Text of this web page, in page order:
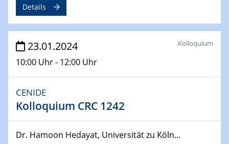
14.03.2024
Microscope Techniques in Materials
Research
From Micro to Nano Analysis
04.04.2024
CENIDE & WIN Seminar Series on 2D-
Speaker: Jonathan Coleman (Trinity College Dublin)
10.04.2024 - 11.04.2024
Kooperationsseminar | Elektrolyse und
Details
23.01.2024
10:00 Uhr - 12:00 Uhr
Kolloquium
CENIDE
Kolloquium CRC 1242
Dr. Hamoon Hedayat, Universität zu Köln...